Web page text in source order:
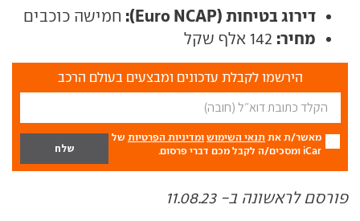
דירוג בטיחות (Euro NCAP): חמישה כוכבים
מחיר:
הירשמו לקבלת עדכונים ומבצעים בעולם הרכב
מאשר/ת את תנאי השימוש ומדיניות הפרטיות של
iCar ומסכים/ה לקבל מכם דברי פרסום.
פורסם לראשונה ב- 11.08.23